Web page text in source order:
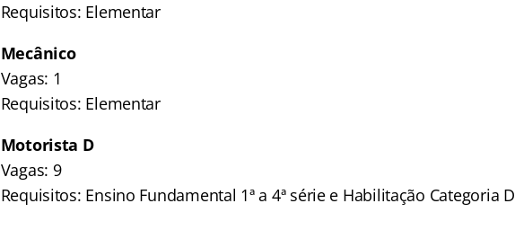
Requisitos: Elementar
Mecânico
Vagas: 1
Requisitos: Elementar
Motorista D
Vagas: 9
Requisitos: Ensino Fundamental 1ª a 4ª série e Habilitação Categoria D